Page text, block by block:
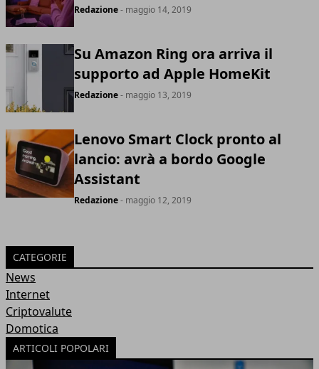
Redazione- maggio 14, 2019
Su Amazon Ring ora arriva il
supporto ad Apple HomeKit
Redazione- maggio 13, 2019
Lenovo Smart Clock pronto al
lancio: avrà a bordo Google
Assistant
Redazione- maggio 12, 2019
CATEGORIE
News
Internet
Criptovalute
Domotica
ARTICOLI POPOLARI